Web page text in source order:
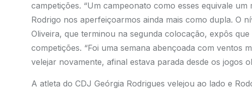
campetições. “Um campeonato como esses equivale
Rodrigo nos aperfeiçoarmos ainda mais como dupla. O
Oliveira, que terminou na segunda colocação, expôs
competições. “Foi uma semana abençoada com ventos
velejar novamente, afinal estava parada desde os jogos
A atleta do CDJ Geórgia Rodrigues velejou ao lado e